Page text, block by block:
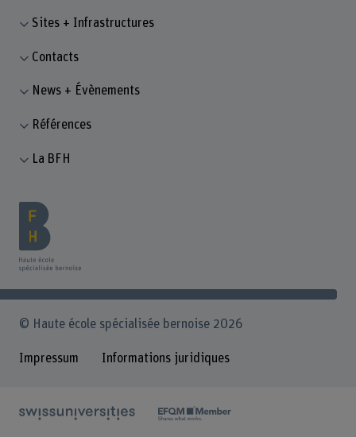
Sites + Infrastructures
Contacts
News + Évènements
Références
La BFH
© Haute école spécialisée bernoise 2026
Impressum Informations juridiques